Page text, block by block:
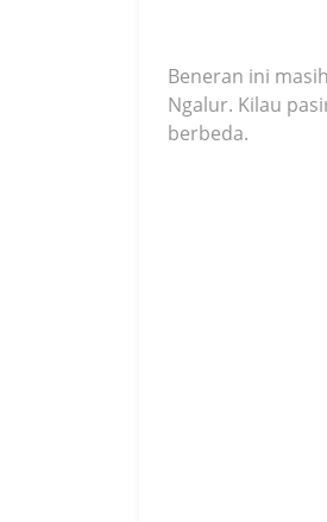
Beneran ini
Ngalur. Kilau
berbeda.